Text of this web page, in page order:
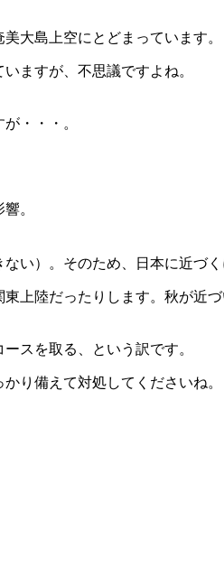
大島上空にとどまっています。
ますが、不思議ですよね。
・・・。
。
）。そのため、日本に近づ
上陸だったりします。秋が近
スを取る、という訳です。
り備えて対処してくださいね。